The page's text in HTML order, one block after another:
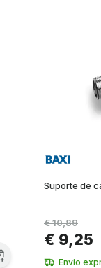
Suporte de
€ 9,25
€ 10,89
Envio